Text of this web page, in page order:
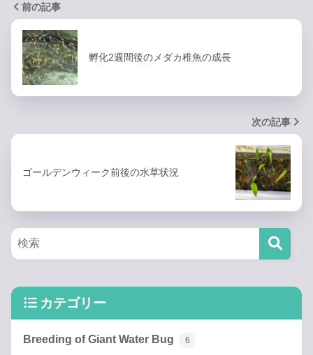
前の記事
孵化2週間後のメダカ稚魚の成長
次の記事
ゴールデンウィーク前後の水草状況
カテゴリー
Breeding of Giant Water Bug 6